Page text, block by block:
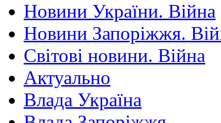
Новини України. Війна
Новини Запоріжжя.
Світові новини. Війна
Актуально
Влада Україна